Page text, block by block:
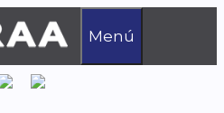
Menú